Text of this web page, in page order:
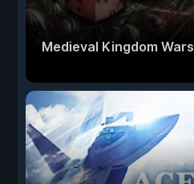
Medieval Kingdom Wars